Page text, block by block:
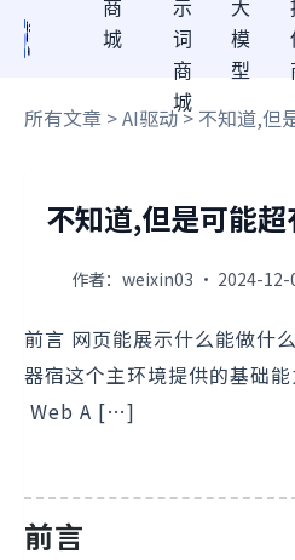
商
城
示
词
商
城
大
模
型
所有文章 >AI驱动> 不知道,但
不知道,但是可能
作者：weixin03 · 2024-12-
前言 网页能展示什么能做什
器宿这个主环境提供的基础
Web A […]
前言